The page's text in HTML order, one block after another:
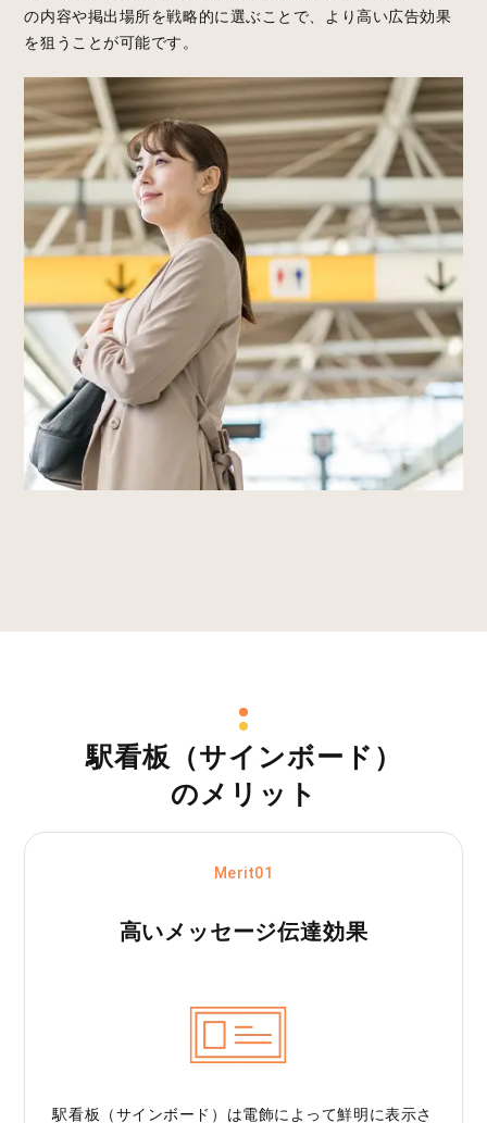
の内容や掲出場所を戦略的に選ぶことで、より高い広告効果
を狙うことが可能です。
駅看板（サインボード）
のメリット
Merit01
高いメッセージ伝達効果
駅看板（サインボード）は電飾によって鮮明に表示さ